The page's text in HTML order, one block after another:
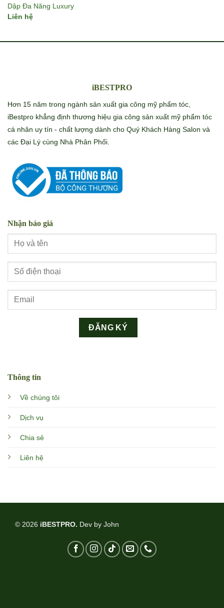
Dập Đa Năng Luxury
Liên hệ
iBESTPRO
Hơn 15 năm trong ngành sản xuất gia công mỹ phẩm tóc,
iBestpro khẳng định thương hiệu gia công sản xuất mỹ phẩm tóc
cá nhân uy tín - chất lượng dành cho Quý Khách Hàng Salon và
các Đại Lý cùng Nhà Phân Phối.
Thông tin
Về chúng tôi
Dịch vụ
Chia sẻ
Liên hệ
Nhận báo giá
© 2026 iBESTPRO. Dev by John